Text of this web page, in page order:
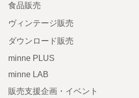
食品販売
ヴィンテージ販売
ダウンロード販売
minne PLUS
minne LAB
販売支援企画・イベント